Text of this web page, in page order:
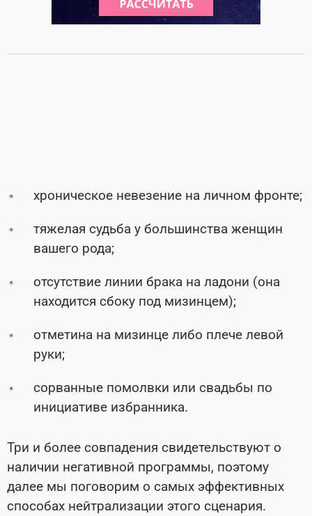
хроническое невезение на личном фронте;
тяжелая судьба у большинства женщин
вашего рода;
отсутствие линии брака на ладони (она
находится сбоку под мизинцем);
отметина на мизинце либо плече левой
руки;
сорванные помолвки или свадьбы по
инициативе избранника.
Три и более совпадения свидетельствуют о
наличии негативной программы, поэтому
далее мы поговорим о самых эффективных
способах нейтрализации этого сценария.